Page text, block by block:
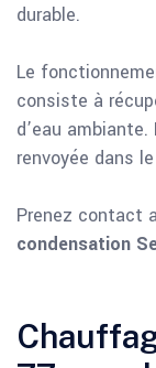
durable.
Le
consiste à
d’eau
renvoyée dans
Prenez contact
condensation